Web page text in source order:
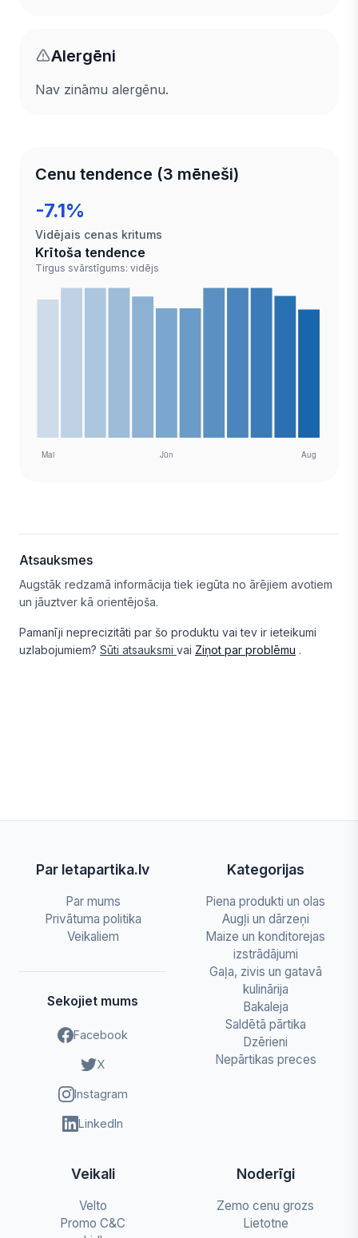
Alergēni
Nav zināmu alergēnu.
Cenu tendence (3 mēneši)
-7.1%
Vidējais cenas kritums
Krītoša tendence
Tirgus svārstīgums: vidējs
Atsauksmes
Augstāk redzamā informācija tiek iegūta no ārējiem avotiem
un jāuztver kā orientējoša.
Pamanīji neprecizitāti par šo produktu vai tev ir ieteikumi
uzlabojumiem? Sūti atsauksmi vai Ziņot par problēmu .
Par letapartika.lv
Par mums
Privātuma politika
Veikaliem
Sekojiet mums
Facebook
X
Instagram
LinkedIn
Kategorijas
Piena produkti un olas
Augļi un dārzeņi
Maize un konditorejas
izstrādājumi
Gaļa, zivis un gatavā
kulinārija
Bakaleja
Saldētā pārtika
Dzērieni
Nepārtikas preces
Veikali
Velto
Promo C&C
Noderīgi
Zemo cenu grozs
Lietotne